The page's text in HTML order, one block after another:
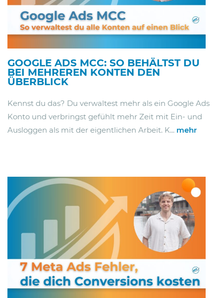
GOOGLE ADS MCC: SO BEHÄLTST DU
BEI MEHREREN KONTEN DEN
ÜBERBLICK
Kennst du das? Du verwaltest mehr als ein Google Ads
Konto und verbringst gefühlt mehr Zeit mit Ein- und
Ausloggen als mit der eigentlichen Arbeit. K... mehr